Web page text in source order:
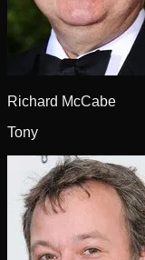
Richard McCabe
Tony